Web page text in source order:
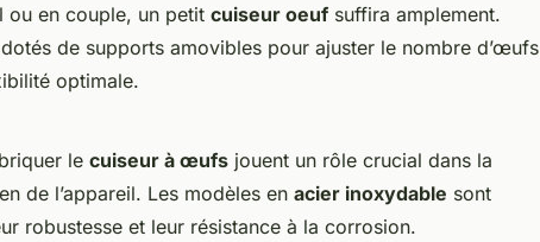
ou en couple, un petit cuiseur oeuf suffira amplement.
de supports amovibles pour ajuster le nombre d’œufs
optimale.
le cuiseur à œufs jouent un rôle crucial dans la
de l’appareil. Les modèles en acier inoxydable sont
robustesse et leur résistance à la corrosion.